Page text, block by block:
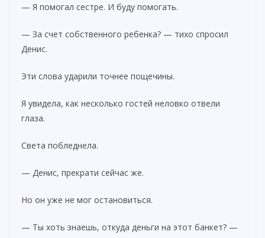
— Я помогал сестре. И буду помогать.
— За счет собственного ребенка? — тихо спросил
Денис.
Эти слова ударили точнее пощечины.
Я увидела, как несколько гостей неловко отвели
глаза.
Света побледнела.
— Денис, прекрати сейчас же.
Но он уже не мог остановиться.
— Ты хоть знаешь, откуда деньги на этот банкет? —